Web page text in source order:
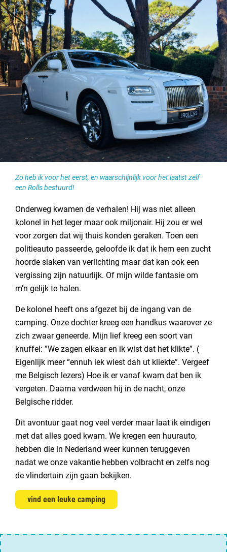
Zo heb ik voor het eerst, en waarschijnlijk voor het laatst zelf
een Rolls bestuurd!
Onderweg kwamen de verhalen! Hij was niet alleen
kolonel in het leger maar ook miljonair. Hij zou er wel
voor zorgen dat wij thuis konden geraken. Toen een
politieauto passeerde, geloofde ik dat ik hem een zucht
hoorde slaken van verlichting maar dat kan ook een
vergissing zijn natuurlijk. Of mijn wilde fantasie om
m’n gelijk te halen.
De kolonel heeft ons afgezet bij de ingang van de
camping. Onze dochter kreeg een handkus waarover ze
zich zwaar geneerde. Mijn lief kreeg een soort van
knuffel: ”We zagen elkaar en ik wist dat het klikte”. (
Eigenlijk meer “ennuh iek wiest dah ut kliekte”. Vergeef
me Belgisch lezers) Hoe ik er vanaf kwam dat ben ik
vergeten. Daarna verdween hij in de nacht, onze
Belgische ridder.
Dit avontuur gaat nog veel verder maar laat ik eindigen
met dat alles goed kwam. We kregen een huurauto,
hebben die in Nederland weer kunnen teruggeven
nadat we onze vakantie hebben volbracht en zelfs nog
de vlindertuin zijn gaan bekijken.
vind een leuke camping